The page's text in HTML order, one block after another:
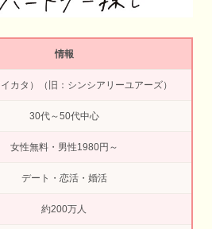
情報
カタ）（旧：シンシアリーユアーズ）
30代～50代中心
女性無料・男性1980円～
デート・恋活・婚活
約200万人